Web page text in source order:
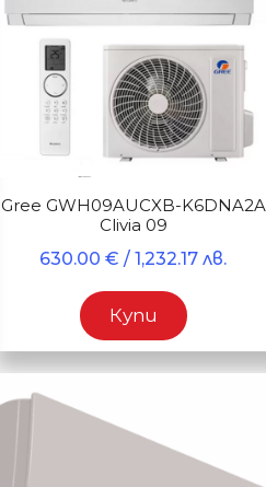
Gree GWH09AUCXB-K6DNA2A
Clivia 09
630.00€ / 1,232.17 лв.
Купи